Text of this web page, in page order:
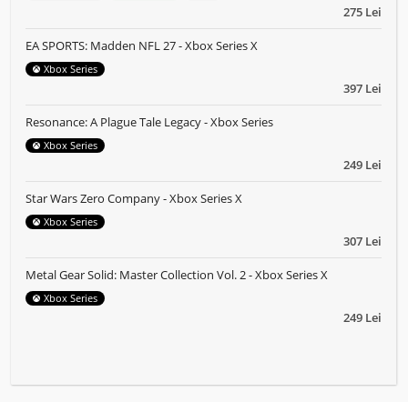
275 Lei
397 Lei
EA SPORTS: Madden NFL 27 - Xbox Series X
Xbox Series
249 Lei
Resonance: A Plague Tale Legacy - Xbox Series
Xbox Series
307 Lei
Star Wars Zero Company - Xbox Series X
Xbox Series
249 Lei
Metal Gear Solid: Master Collection Vol. 2 - Xbox Series X
Xbox Series